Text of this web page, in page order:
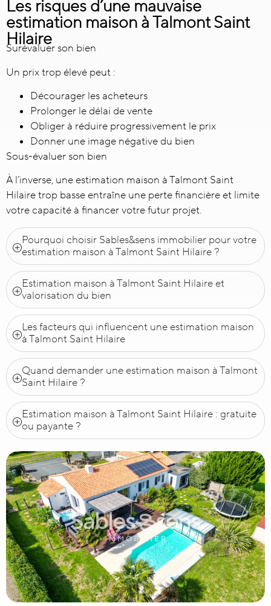
Les risques d’une mauvaise
estimation maison à Talmont Saint
Hilaire
Surévaluer son bien
Un prix trop élevé peut :
Décourager les acheteurs
Prolonger le délai de vente
Obliger à réduire progressivement le prix
Donner une image négative du bien
Sous-évaluer son bien
À l’inverse, une estimation maison à Talmont Saint
Hilaire trop basse entraîne une perte financière et limite
votre capacité à financer votre futur projet.
Pourquoi choisir Sables&sens immobilier pour votre
estimation maison à Talmont Saint Hilaire ?
Estimation maison à Talmont Saint Hilaire et
valorisation du bien
Les facteurs qui influencent une estimation maison
à Talmont Saint Hilaire
Quand demander une estimation maison à Talmont
Saint Hilaire ?
Estimation maison à Talmont Saint Hilaire : gratuite
ou payante ?